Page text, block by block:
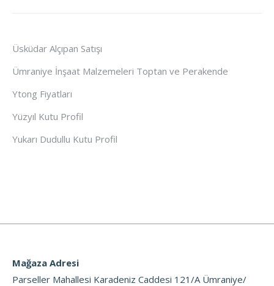
Üsküdar Alçıpan Satışı
Ümraniye İnşaat Malzemeleri Toptan ve Perakende
Ytong Fiyatları
Yüzyıl Kutu Profil
Yukarı Dudullu Kutu Profil
Mağaza Adresi
Parseller Mahallesi Karadeniz Caddesi 121/A Ümraniye/